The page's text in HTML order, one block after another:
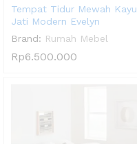
Tempat Tidur Mewah Kayu
Jati Modern Evelyn
Brand: Rumah Mebel
Rp6.500.000